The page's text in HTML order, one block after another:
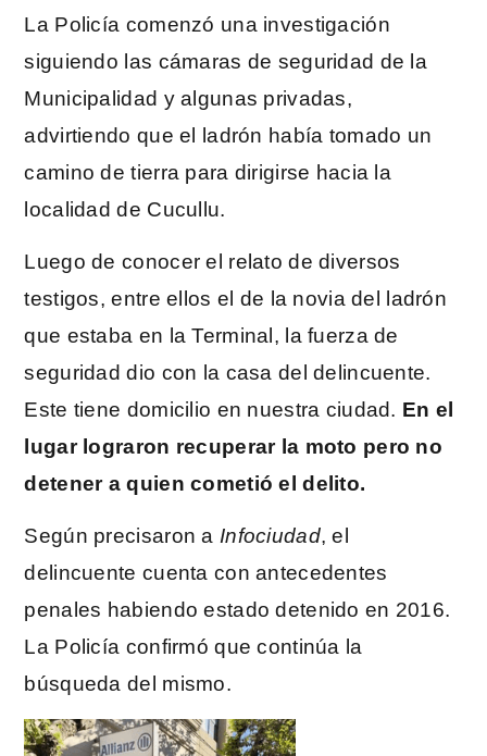
La Policía comenzó una investigación
siguiendo las cámaras de seguridad de la
Municipalidad y algunas privadas,
advirtiendo que el ladrón había tomado un
camino de tierra para dirigirse hacia la
localidad de Cucullu.
Luego de conocer el relato de diversos
testigos, entre ellos el de la novia del ladrón
que estaba en la Terminal, la fuerza de
seguridad dio con la casa del delincuente.
Este tiene domicilio en nuestra ciudad. En el
lugar lograron recuperar la moto pero no
detener a quien cometió el delito.
Según precisaron a Infociudad, el
delincuente cuenta con antecedentes
penales habiendo estado detenido en 2016.
La Policía confirmó que continúa la
búsqueda del mismo.